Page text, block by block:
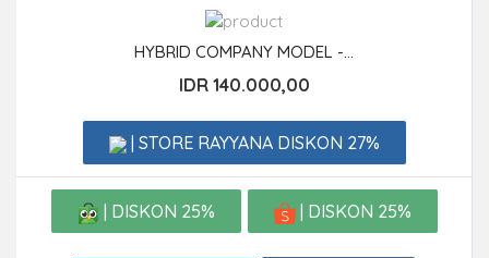
HYBRID COMPANY MODEL -...
IDR 140.000,00
| STORE RAYYANA DISKON 27%
| DISKON 25% | DISKON 25%